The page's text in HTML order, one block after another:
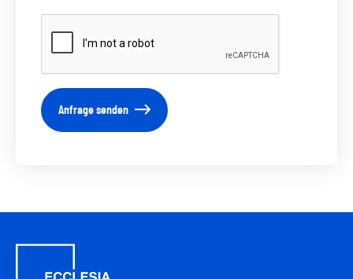
Anfrage senden